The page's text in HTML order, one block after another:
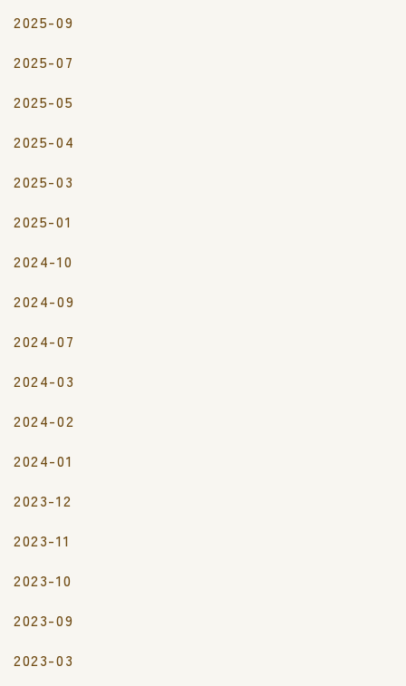
2025-09
2025-07
2025-05
2025-04
2025-03
2025-01
2024-10
2024-09
2024-07
2024-03
2024-02
2024-01
2023-12
2023-11
2023-10
2023-09
2023-03